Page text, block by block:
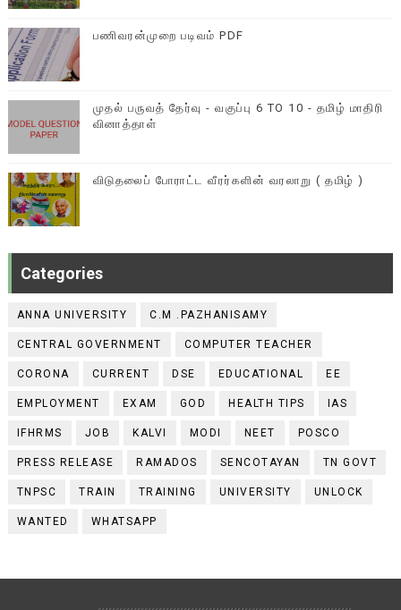
பணிவரன்முறை படிவம் PDF
முதல் பருவத் தேர்வு - வகுப்பு 6 TO 10 - தமிழ் மாதிரி
வினாத்தாள்
விடுதலைப் போராட்ட வீரர்களின் வரலாறு ( தமிழ் )
Categories
ANNA UNIVERSITY C.M .PAZHANISAMY
CENTRAL GOVERNMENT COMPUTER TEACHER
CORONA CURRENT DSE EDUCATIONAL EE
EMPLOYMENT EXAM GOD HEALTH TIPS IAS
IFHRMS JOB KALVI MODI NEET POSCO
PRESS RELEASE RAMADOS SENCOTAYAN TN GOVT
TNPSC TRAIN TRAINING UNIVERSITY UNLOCK
WANTED WHATSAPP